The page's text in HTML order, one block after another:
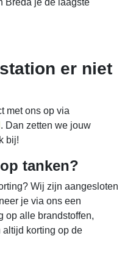
Breda je de laagste
er niet
met ons op via
. Dan zetten we jouw
bij!
tanken?
Wij zijn aangesloten
je via ons een
op alle brandstoffen,
altijd korting op de